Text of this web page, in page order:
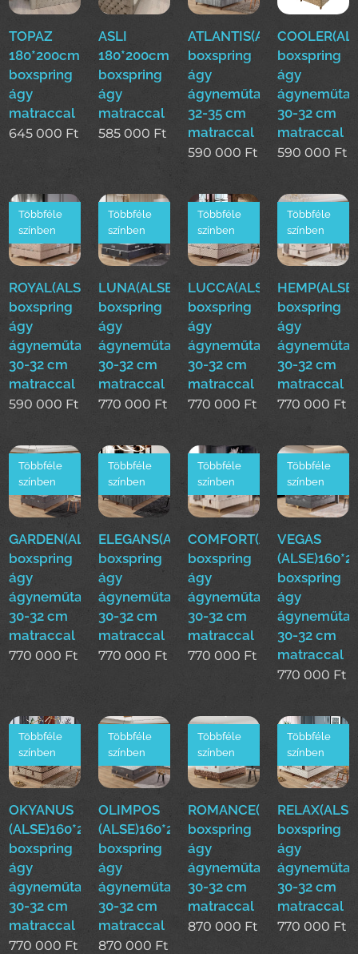
TOPAZ
180*200cm
boxspring
ágy
matraccal
645 000 Ft
ASLI
180*200cm
boxspring
ágy
matraccal
585 000 Ft
ATLANTIS(ALS)160*200cm
boxspring
ágy
ágyneműtartóval
32-35 cm
matraccal
590 000 Ft
boxspring
ágy
30-32 cm
matraccal
590 000 Ft
ROYAL(ALS)160*200cm
boxspring
ágy
ágyneműtartóval
30-32 cm
matraccal
Többféle
színben
590 000 Ft
LUNA(ALSE)160*200cm
boxspring
ágy
ágyneműtartóval
30-32 cm
matraccal
Többféle
színben
770 000 Ft
LUCCA(ALSE)160*200cm
boxspring
ágy
ágyneműtartóval
30-32 cm
matraccal
Többféle
színben
770 000 Ft
boxspring
ágy
30-32 cm
matraccal
Többféle
színben
770 000 Ft
GARDEN(ALSE)160*200cm
boxspring
ágy
ágyneműtartóval
30-32 cm
matraccal
Többféle
színben
770 000 Ft
ELEGANS(ALSE)160*200cm
boxspring
ágy
ágyneműtartóval
30-32 cm
matraccal
Többféle
színben
770 000 Ft
boxspring
ágy
ágyneműtartóval
30-32 cm
matraccal
Többféle
színben
770 000 Ft
VEGAS
boxspring
ágy
30-32 cm
matraccal
Többféle
színben
770 000 Ft
OKYANUS
(ALSE)160*200cm
boxspring
ágy
ágyneműtartóval
30-32 cm
matraccal
Többféle
színben
770 000 Ft
OLIMPOS
(ALSE)160*200cm
boxspring
ágy
ágyneműtartóval
30-32 cm
matraccal
Többféle
színben
870 000 Ft
boxspring
ágy
ágyneműtartóval
30-32 cm
matraccal
Többféle
színben
870 000 Ft
boxspring
ágy
30-32 cm
matraccal
Többféle
színben
770 000 Ft